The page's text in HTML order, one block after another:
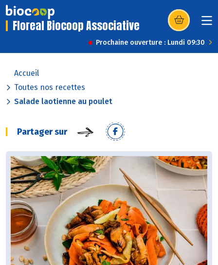
Floreal Biocoop Associative (s’ouvre dans
Prochaine ouverture : Lundi 09:30
Accueil
Toutes nos recettes
Salade laotienne au poulet
Partager sur